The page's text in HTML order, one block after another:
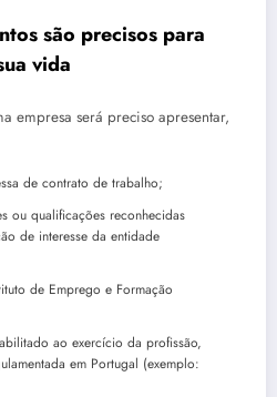
são precisos para
vida
empresa será preciso apresentar,
de contrato de trabalho;
ou qualificações reconhecidas
de interesse da entidade
de Emprego e Formação
ao exercício da profissão,
em Portugal (exemplo: